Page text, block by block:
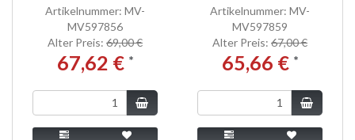
Artikelnummer: MV-
MV597856
Alter Preis: 69,00 €
67,62 € *
Artikelnummer: MV-
MV597859
Alter Preis: 67,00 €
65,66 € *